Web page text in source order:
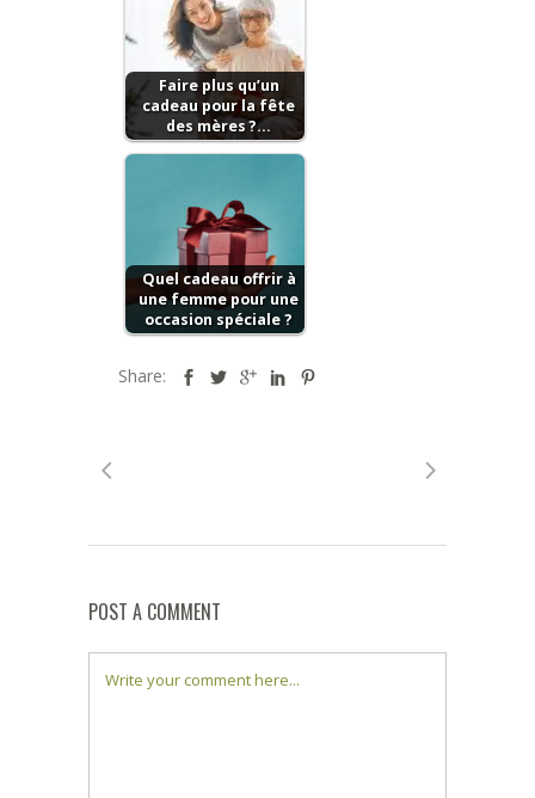
Faire plus qu’un
cadeau pour la fête
des mères ?…
Quel cadeau offrir à
une femme pour une
occasion spéciale ?
Share:
POST A COMMENT